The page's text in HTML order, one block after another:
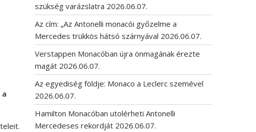
szükség varázslatra 2026.06.07.
Az cím: „Az Antonelli monacói győzelme a
Mercedes trükkös hátsó szárnyával 2026.06.07.
Verstappen Monacóban újra önmagának érezte
magát 2026.06.07.
Az egyediség földje: Monaco a Leclerc szemével
2026.06.07.
Hamilton Monacóban utolérheti Antonelli
Mercedeses rekordját 2026.06.07.